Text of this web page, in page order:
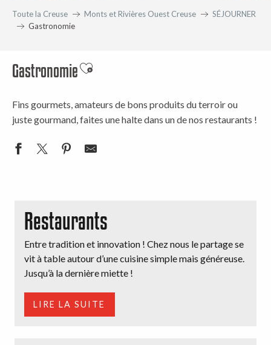
Toute la Creuse Monts et Rivières Ouest Creuse
SÉJOURNER
Gastronomie
GastronomieAjouter aux favoris
Fins gourmets, amateurs de bons produits du terroir ou
juste gourmand, faites une halte dans un de nos restaurants !
Restaurants
Entre tradition et innovation ! Chez nous le partage se
vit à table autour d’une cuisine simple mais généreuse.
Jusqu’à la dernière miette !
LIRE LA SUITE